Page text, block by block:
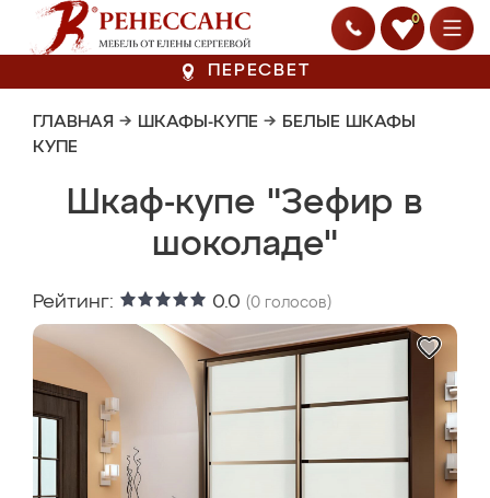
0
ПЕРЕСВЕТ
ГЛАВНАЯ → ШКАФЫ-КУПЕ → БЕЛЫЕ ШКАФЫ
КУПЕ
Шкаф-купе "Зефир в
шоколаде"
Рейтинг: 0.0 (0 голосов)